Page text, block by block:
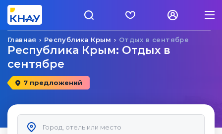
Отдых в сентябре
Республика Крым
Главная
Республика Крым: Отдых в
сентябре
7 предложений